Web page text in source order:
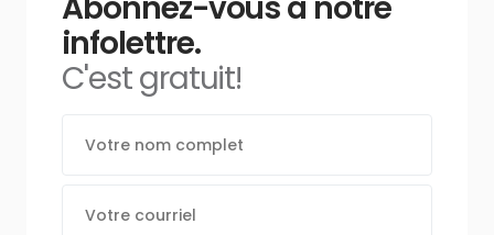
infolettre.
C'est gratuit!